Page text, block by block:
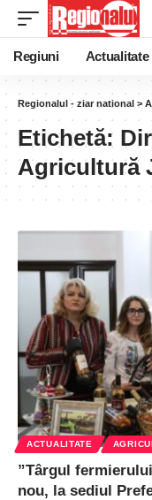
Regiuni Actualitate
Regionalul - ziar national >
Etichetă:
Agricultură
ACTUALITATE
”Târgul
nou, la sediul